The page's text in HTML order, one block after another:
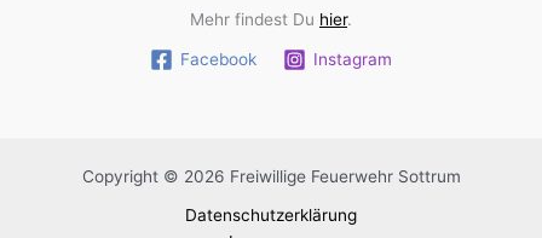
Mehr findest Du hier.
Facebook Instagram
Copyright © 2026 Freiwillige Feuerwehr Sottrum
Datenschutzerklärung